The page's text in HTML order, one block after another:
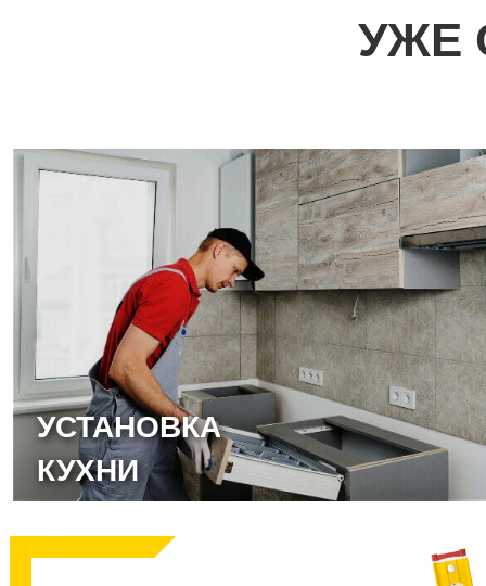
УСТАНОВКА
КУХНИ
УЖЕ